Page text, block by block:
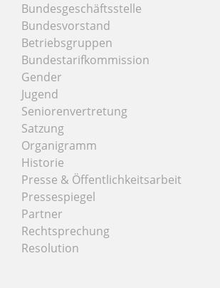
Bundesgeschäftsstelle
Bundesvorstand
Betriebsgruppen
Bundestarifkommission
Gender
Jugend
Seniorenvertretung
Satzung
Organigramm
Historie
Presse & Öffentlichkeitsarbeit
Pressespiegel
Partner
Rechtsprechung
Resolution